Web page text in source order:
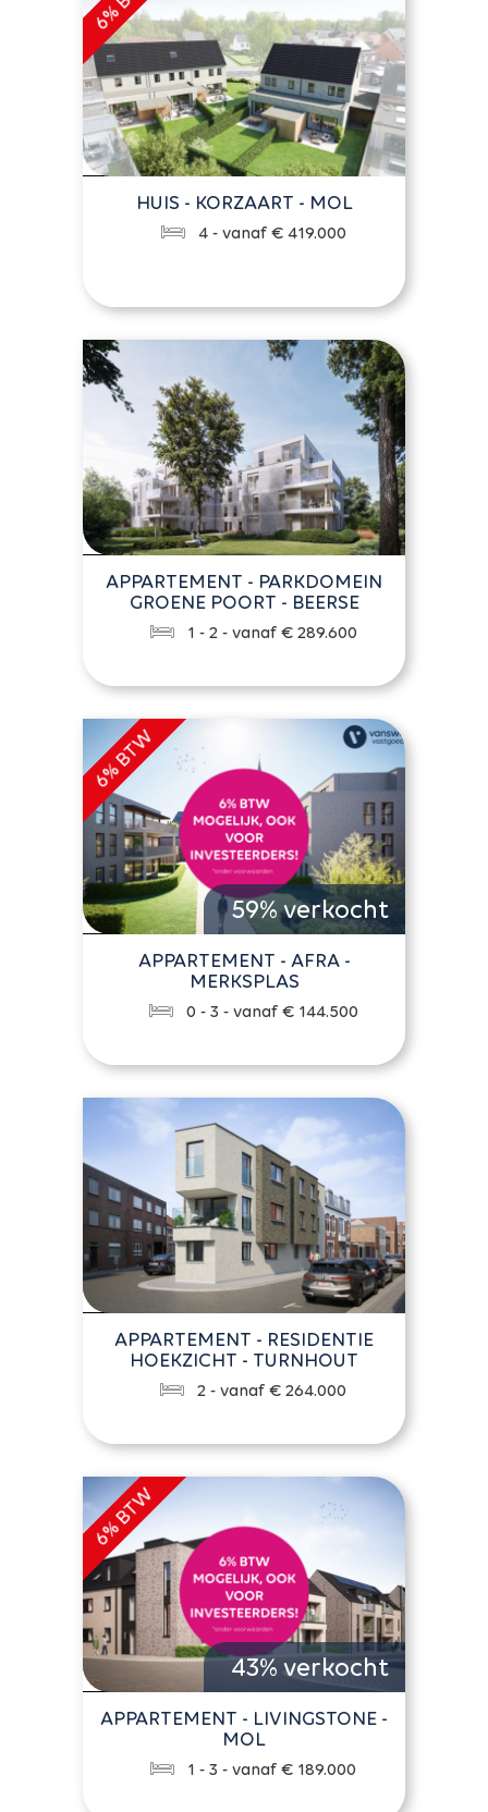
HUIS - KORZAART - MOL
4 - vanaf € 419.000
APPARTEMENT - PARKDOMEIN
GROENE POORT - BEERSE
1 - 2 - vanaf € 289.600
59% verkocht
APPARTEMENT - AFRA -
MERKSPLAS
0 - 3 - vanaf € 144.500
APPARTEMENT - RESIDENTIE
HOEKZICHT - TURNHOUT
2 - vanaf € 264.000
43% verkocht
APPARTEMENT - LIVINGSTONE -
MOL
1 - 3 - vanaf € 189.000